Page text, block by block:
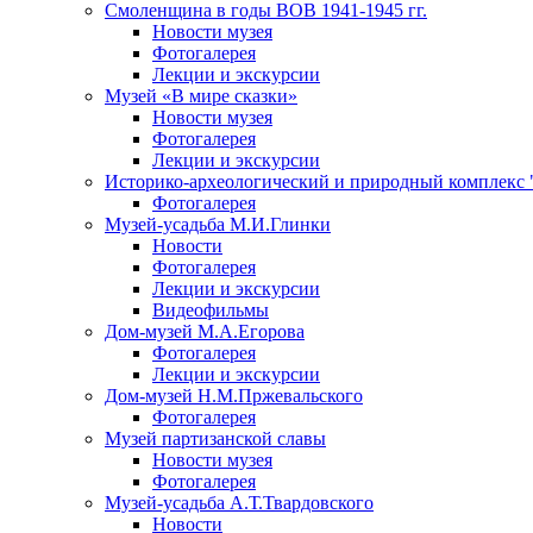
Смоленщина в годы ВОВ 1941-1945 гг.
Новости музея
Фотогалерея
Лекции и экскурсии
Музей «В мире сказки»
Новости музея
Фотогалерея
Лекции и экскурсии
Историко-археологический и природный комплекс
Фотогалерея
Музей-усадьба М.И.Глинки
Новости
Фотогалерея
Лекции и экскурсии
Видеофильмы
Дом-музей М.А.Егорова
Фотогалерея
Лекции и экскурсии
Дом-музей Н.М.Пржевальского
Фотогалерея
Музей партизанской славы
Новости музея
Фотогалерея
Музей-усадьба А.Т.Твардовского
Новости